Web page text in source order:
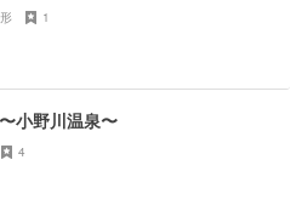
1
小野川温泉〜
4